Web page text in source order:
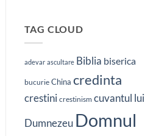
L
pe
avea
loc
în
orașului
TAG CLOUD
adevar ascultare Biblia biserica
bucurie China credinta
crestini crestinism cuvantul lui
Dumnezeu Domnul